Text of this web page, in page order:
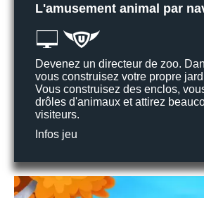
L'amusement animal par
Devenez un directeur de zoo.
vous construisez votre propre
Vous construisez des enclos,
drôles d'animaux et attirez
visiteurs.
Infos jeu